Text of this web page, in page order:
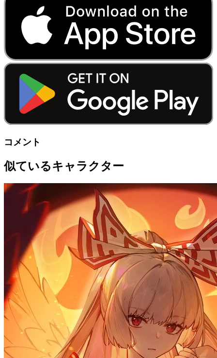
コメント
似ているキャラクター